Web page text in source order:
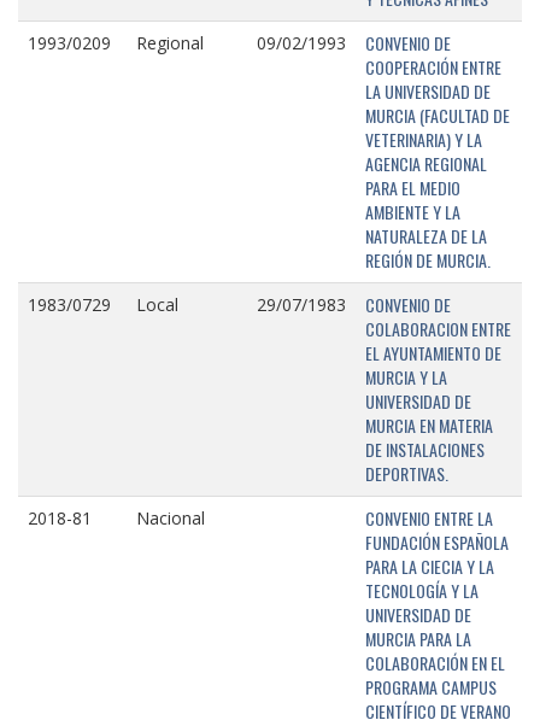
1993/0209 Regional 09/02/1993
CONVENIO DE
COOPERACIÓN ENTRE
LA UNIVERSIDAD DE
MURCIA (FACULTAD DE
VETERINARIA) Y LA
AGENCIA REGIONAL
PARA EL MEDIO
AMBIENTE Y LA
NATURALEZA DE LA
REGIÓN DE MURCIA.
1983/0729 Local 29/07/1983
CONVENIO DE
COLABORACION ENTRE
EL AYUNTAMIENTO DE
MURCIA Y LA
UNIVERSIDAD DE
MURCIA EN MATERIA
DE INSTALACIONES
DEPORTIVAS.
2018-81 Nacional
CONVENIO ENTRE LA
FUNDACIÓN ESPAÑOLA
PARA LA CIECIA Y LA
TECNOLOGÍA Y LA
UNIVERSIDAD DE
MURCIA PARA LA
COLABORACIÓN EN EL
PROGRAMA CAMPUS
CIENTÍFICO DE VERANO